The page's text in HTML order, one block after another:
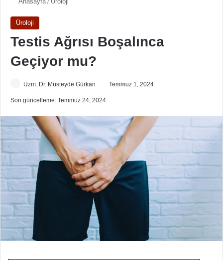
Üroloji
Testis Ağrısı Boşalınca
Geçiyor mu?
Uzm. Dr. Müsteyde Gürkan Temmuz 1, 2024
Son güncelleme: Temmuz 24, 2024